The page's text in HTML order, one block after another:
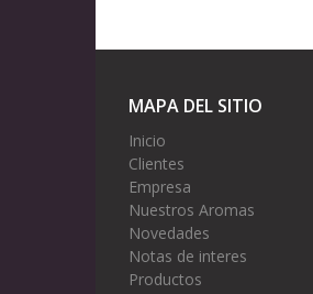
MAPA DEL SITIO
Inicio
Clientes
Empresa
Nuestros Aromas
Novedades
Notas de interes
Productos